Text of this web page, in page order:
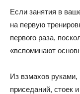
Если занятия в
на первую
первого раза,
«вспоминают
Из взмахов руками,
приседаний, стоек